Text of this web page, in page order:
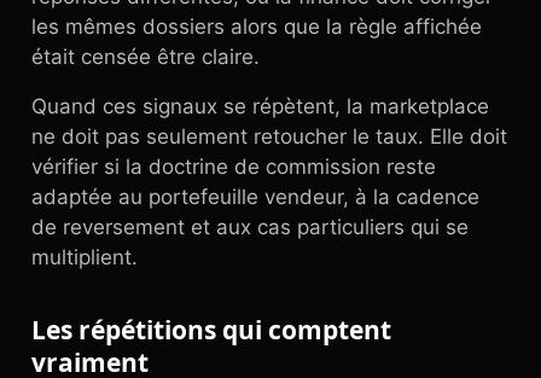
les mêmes dossiers alors que la règle affichée
était censée être claire.
Quand ces signaux se répètent, la marketplace
ne doit pas seulement retoucher le taux. Elle doit
vérifier si la doctrine de commission reste
adaptée au portefeuille vendeur, à la cadence
de reversement et aux cas particuliers qui se
multiplient.
Les répétitions qui comptent
vraiment